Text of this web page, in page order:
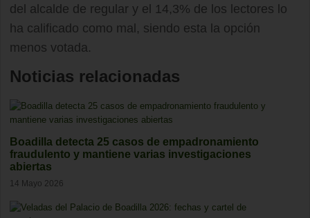
del alcalde de regular y el 14,3% de los lectores lo
ha calificado como mal, siendo esta la opción
menos votada.
Noticias relacionadas
Boadilla detecta 25 casos de empadronamiento
fraudulento y mantiene varias investigaciones
abiertas
14 Mayo 2026